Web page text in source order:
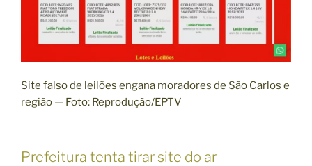
Site falso de leilões engana moradores de São Carlos e
região — Foto: Reprodução/EPTV
Prefeitura tenta tirar site do ar